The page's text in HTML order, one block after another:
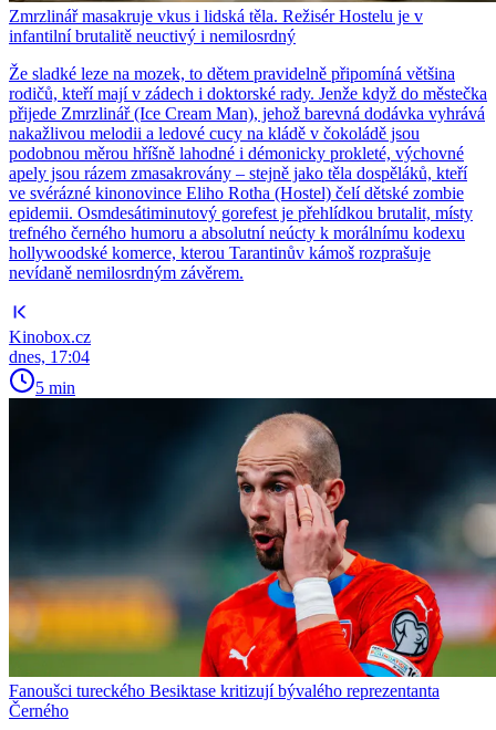
Zmrzlinář masakruje vkus i lidská těla. Režisér Hostelu je v
infantilní brutalitě neuctivý i nemilosrdný
Že sladké leze na mozek, to dětem pravidelně připomíná většina
rodičů, kteří mají v zádech i doktorské rady. Jenže když do městečka
přijede Zmrzlinář (Ice Cream Man), jehož barevná dodávka vyhrává
nakažlivou melodii a ledové cucy na kládě v čokoládě jsou
podobnou měrou hříšně lahodné i démonicky prokleté, výchovné
apely jsou rázem zmasakrovány – stejně jako těla dospěláků, kteří
ve svérázné kinonovince Eliho Rotha (Hostel) čelí dětské zombie
epidemii. Osmdesátiminutový gorefest je přehlídkou brutalit, místy
trefného černého humoru a absolutní neúcty k morálnímu kodexu
hollywoodské komerce, kterou Tarantinův kámoš rozprašuje
nevídaně nemilosrdným závěrem.
Kinobox.cz
dnes, 17:04
5 min
Fanoušci tureckého Besiktase kritizují bývalého reprezentanta
Černého